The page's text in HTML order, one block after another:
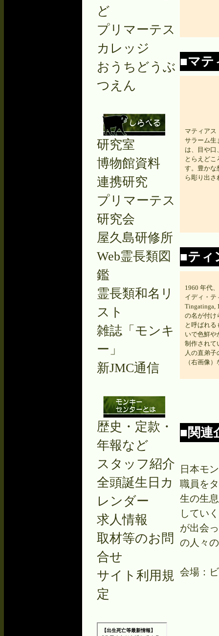
■マテ
マティアス
サラーム生
は、目や口
とらえど
す。豊かな
ら彫り出
■ティ
1960 年代
イディ・テ
Tingatinga,
の名が付け
と呼ばれ
いで色鮮や
制作されて
人の直弟
（右画像
■関連
日本モ
職員を
生の生
してい
が出会
の人々
会場：
ど
プリマーテス
カレッジ
おうちどうぶ
つえん
研究室
博物館資料
連携研究
プリマーテス
研究会
屋久島研修所
Web霊長類図
鑑
霊長類和名リ
スト
雑誌「モンキ
ー」
新JMC通信
歴史・定款・
年報など
スタッフ紹介
全頭誕生日カ
レンダー
求人情報
取材等のお問
合せ
サイト利用規
定